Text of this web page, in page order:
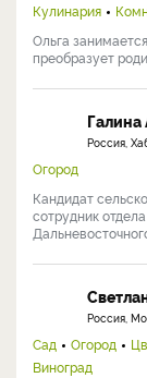
Кулинария
Ольга
преобразует
Россия,
Огород
Кандидат
сотрудник
Россия,
Сад Огород
Виноград